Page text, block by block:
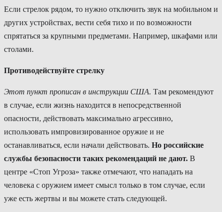
Если стрелок рядом, то нужно отключить звук на мобильном и
других устройствах, вести себя тихо и по возможности
спрятаться за крупными предметами. Например, шкафами или
столами.
Противодействуйте стрелку
Этот пункт прописан в инструкции США. Там рекомендуют
в случае, если жизнь находится в непосредственной
опасности, действовать максимально агрессивно,
использовать импровизированное оружие и не
останавливаться, если начали действовать. Но российские
службы безопасности таких рекомендаций не дают. В
центре «Стоп Угроза» также отмечают, что нападать на
человека с оружием имеет смысл только в том случае, если
уже есть жертвы и вы можете стать следующей.